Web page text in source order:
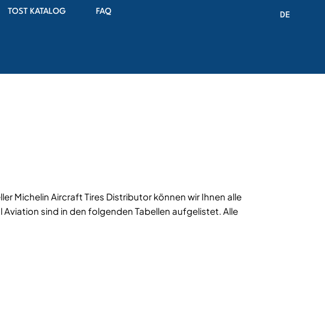
TOST KATALOG FAQ DE
Michelin Aircraft Tires Distributor können wir Ihnen alle
sind in den folgenden Tabellen aufgelistet. Alle